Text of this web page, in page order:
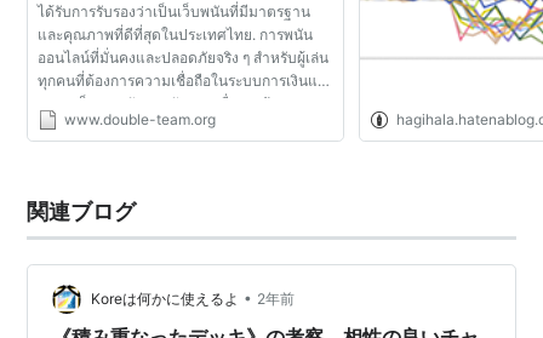
ได้รับการรับรองว่าเป็นเว็บพนันที่มีมาตรฐาน
และคุณภาพที่ดีที่สุดในประเทศไทย. การพนัน
ออนไลน์ที่มั่นคงและปลอดภัยจริง ๆ สำหรับผู้เล่น
ทุกคนที่ต้องการความเชื่อถือในระบบการเงินและ
ความเป็นส่วนตัวของตัวเอง. เมื่อมาเข้าร่วมการ
พนันออนไลน์กับทางเรา คุณจะได้รับ
www.double-team.org
関連ブログ
Koreは何かに使えるよ • 2年前